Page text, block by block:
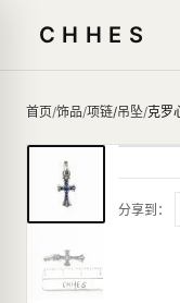
CHHES
首页/饰品/项链/吊坠/克罗
分享到：